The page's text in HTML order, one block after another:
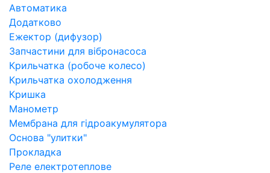
Автоматика
Додатково
Ежектор (дифузор)
Запчастини для вібронасоса
Крильчатка (робоче колесо)
Крильчатка охолодження
Кришка
Манометр
Мембрана для гідроакумулятора
Основа "улитки"
Прокладка
Реле електротеплове